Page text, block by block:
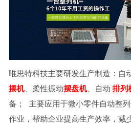
唯思特科技主要研发生产制造：自
摆机、柔性振动摆盘机、自动 排列
备；
主要应用于微小零件自动整
作业，帮助企业提高生产效率，减